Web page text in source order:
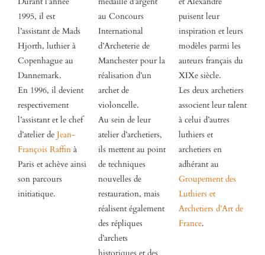
1995, il est
l’assistant de Mads
Hjorth, luthier à
Copenhague au
Dannemark.
En 1996, il devient
respectivement
l’assistant et le chef
d’atelier de Jean-
François Raffin à
Paris et achève ainsi
son parcours
initiatique.
au Concours
International
d’Archeterie de
Manchester pour la
réalisation d’un
archet de
violoncelle.
Au sein de leur
atelier d’archetiers,
ils mettent au point
de techniques
nouvelles de
restauration, mais
réalisent également
des répliques
d’archets
puisent leur
inspiration et leurs
modèles parmi les
auteurs français du
XIXe siècle.
Les deux archetiers
associent leur talent
à celui d’autres
luthiers et
archetiers en
adhérant au
Groupement des
Luthiers et
Archetiers d’Art de
France.